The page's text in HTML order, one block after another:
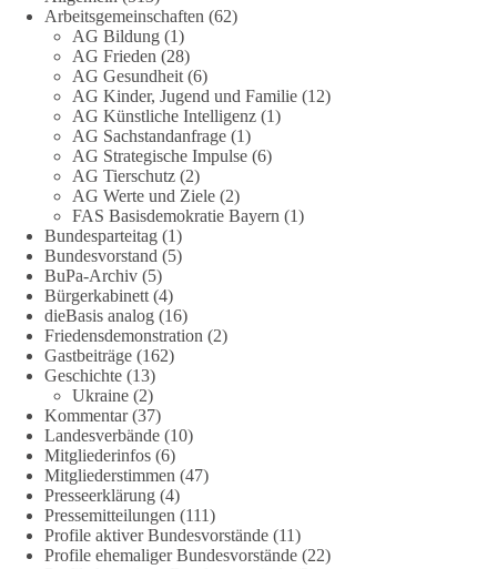
zum Rechtsstaat und zur Demokratie aufwerfen. [...]
👉 Hier weiterlesen: https://diebasis-
partei.de/2026/07/grundrechte-der-natur-ein-angriff-auf-das-
grundgesetz/
🟩🟩🟦🟦🟥🟥🟧🟧
Es ging weniger um fertige Antworten als um eine Debatte
darüber, wie Freiheit, Verantwortung, Naturschutz und
Grundrechte in einer demokratischen Gesellschaft künftig
miteinander in Einklang gebracht werden können.
#dieBasis #natur #grundrechte
7 8
DieBasis
2 Tage(n) zuvor
Jetzt dieBasis Sachsen-Anhalt unterstützen!
Die Landtagswahl 2026 in Sachsen-Anhalt findet am 6.
Arbeitsgemeinschaften (62)
AG Bildung (1)
AG Frieden (28)
AG Gesundheit (6)
AG Kinder, Jugend und Familie (12)
AG Künstliche Intelligenz (1)
AG Sachstandanfrage (1)
AG Strategische Impulse (6)
AG Tierschutz (2)
AG Werte und Ziele (2)
FAS Basisdemokratie Bayern (1)
Bundesparteitag (1)
Bundesvorstand (5)
BuPa-Archiv (5)
Bürgerkabinett (4)
dieBasis analog (16)
Friedensdemonstration (2)
Gastbeiträge (162)
Geschichte (13)
Ukraine (2)
Kommentar(37)
Landesverbände (10)
Mitgliederinfos (6)
Mitgliederstimmen (47)
Presseerklärung (4)
Pressemitteilungen (111)
Profile aktiver Bundesvorstände (11)
Profile ehemaliger Bundesvorstände (22)